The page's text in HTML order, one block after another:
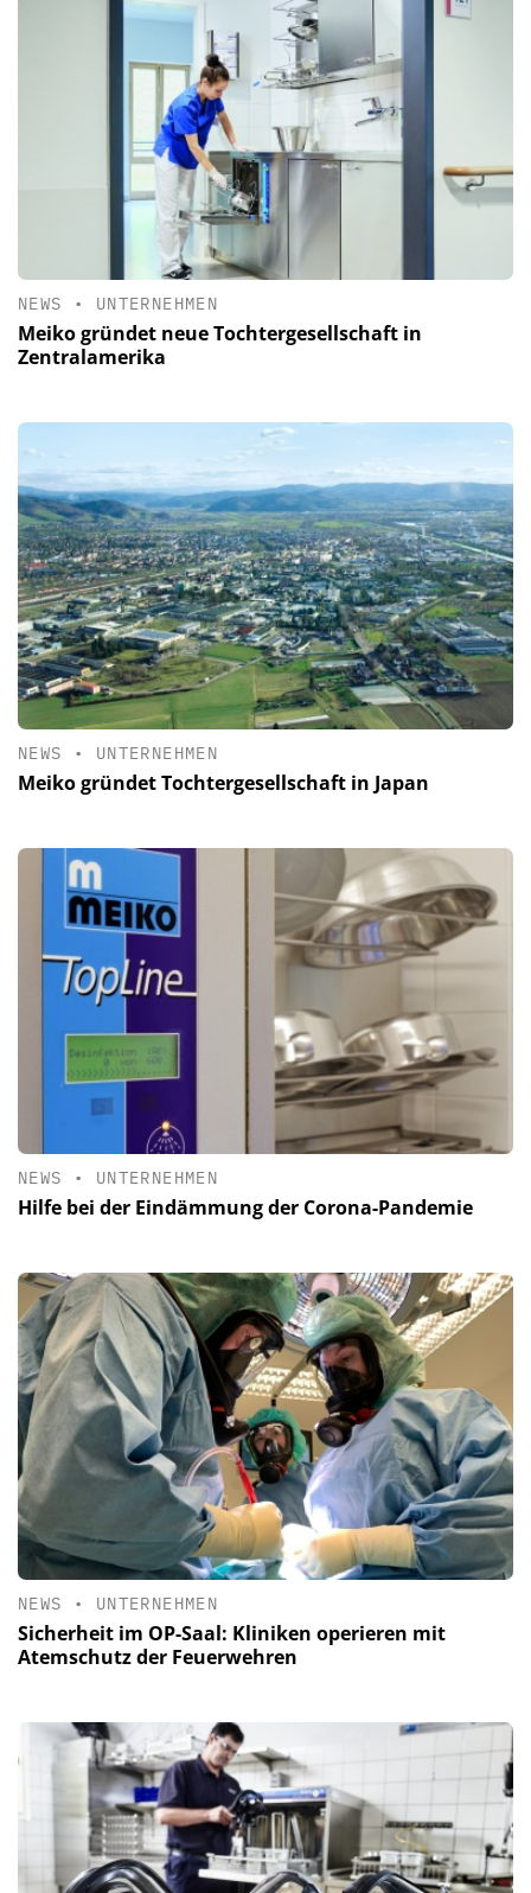
NEWS • UNTERNEHMEN
Meiko gründet neue Tochtergesellschaft in
Zentralamerika
NEWS • UNTERNEHMEN
Meiko gründet Tochtergesellschaft in Japan
NEWS • UNTERNEHMEN
Hilfe bei der Eindämmung der Corona-Pandemie
NEWS • UNTERNEHMEN
Sicherheit im OP-Saal: Kliniken operieren mit
Atemschutz der Feuerwehren